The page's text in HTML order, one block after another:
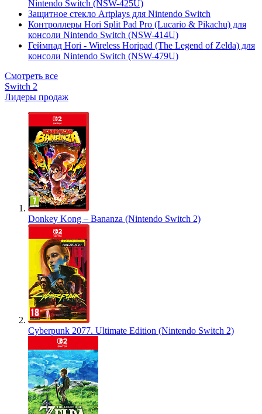
Nintendo Switch (NSW-425U)
Защитное стекло Artplays для Nintendo Switch
Контроллеры Hori Split Pad Pro (Lucario & Pikachu) для
консоли Nintendo Switch (NSW-414U)
Геймпад Hori - Wireless Horipad (The Legend of Zelda) для
консоли Nintendo Switch (NSW-479U)
Смотреть все
Switch 2
Лидеры продаж
Donkey Kong – Bananza (Nintendo Switch 2)
Cyberpunk 2077. Ultimate Edition (Nintendo Switch 2)